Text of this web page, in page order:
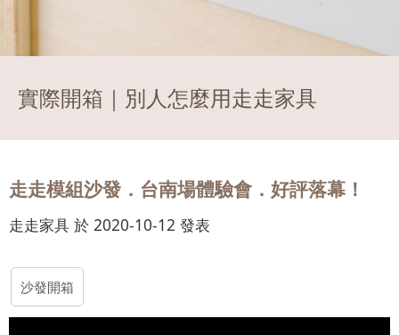
結帳
會員登入
實際開箱｜別人怎麼用走走家具
走走模組沙發．台南場體驗會．好評落幕！
走走家具 於 2020-10-12 發表
沙發開箱